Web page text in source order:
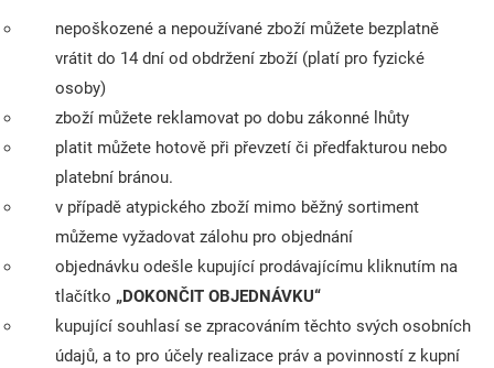
nepoškozené a nepoužívané zboží můžete bezplatně
vrátit do 14 dní od obdržení zboží (platí pro fyzické
osoby)
zboží můžete reklamovat po dobu zákonné lhůty
platit můžete hotově při převzetí či předfakturou nebo
platební bránou.
v případě atypického zboží mimo běžný sortiment
můžeme vyžadovat zálohu pro objednání
objednávku odešle kupující prodávajícímu kliknutím na
tlačítko „DOKONČIT OBJEDNÁVKU“
kupující souhlasí se zpracováním těchto svých osobních
údajů, a to pro účely realizace práv a povinností z kupní